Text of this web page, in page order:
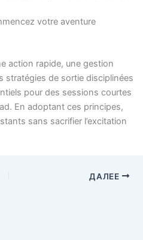
votre aventure
action rapide, une gestion
stratégies de sortie disciplinées
pour des sessions courtes
En adoptant ces principes,
sans sacrifier l’excitation
ДАЛЕЕ